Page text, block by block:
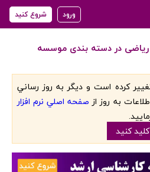
ورود شروع کنید
ریاضی در دسته بندی موسسه
کرده است و ديگر به روز رساني
به روز از صفحه اصلي نرم افزار
کليد کنيد